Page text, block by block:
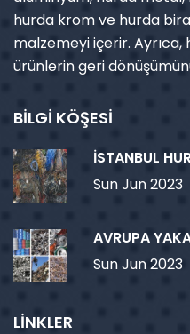
hurda krom ve hurda
malzemeyi içerir.
ürünlerin geri
BİLGİ KÖŞESİ
İSTANBUL
Sun Jun 2023
AVRUPA
Sun Jun 2023
LİNKLER